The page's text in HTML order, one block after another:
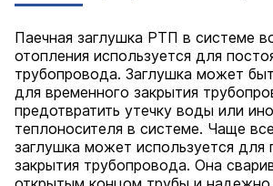
Паечная заглушка РТП в системе
отопления используется для
трубопровода. Заглушка может
для временного закрытия
предотвратить утечку воды или
теплоносителя в системе. Чаще
заглушка может используется для
закрытия трубопровода. Она